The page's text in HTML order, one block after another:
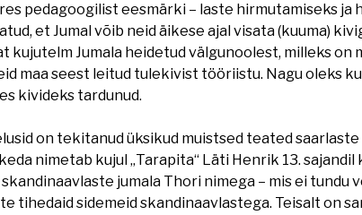
pedagoogilist eesmärki – laste hirmutamiseks ja
et Jumal võib neid äikese ajal visata (kuuma)
kujutelm Jumala heidetud välgunoolest, milleks on
maa seest leitud tulekivist tööriistu. Nagu oleks
kivideks tardunud.
on tekitanud üksikud muistsed teated saarlaste
nimetab kujul „Tarapita“ Läti Henrik 13. sajandil
jumala Thori nimega – mis ei tundu
tihedaid sidemeid skandinaavlastega. Teisalt on